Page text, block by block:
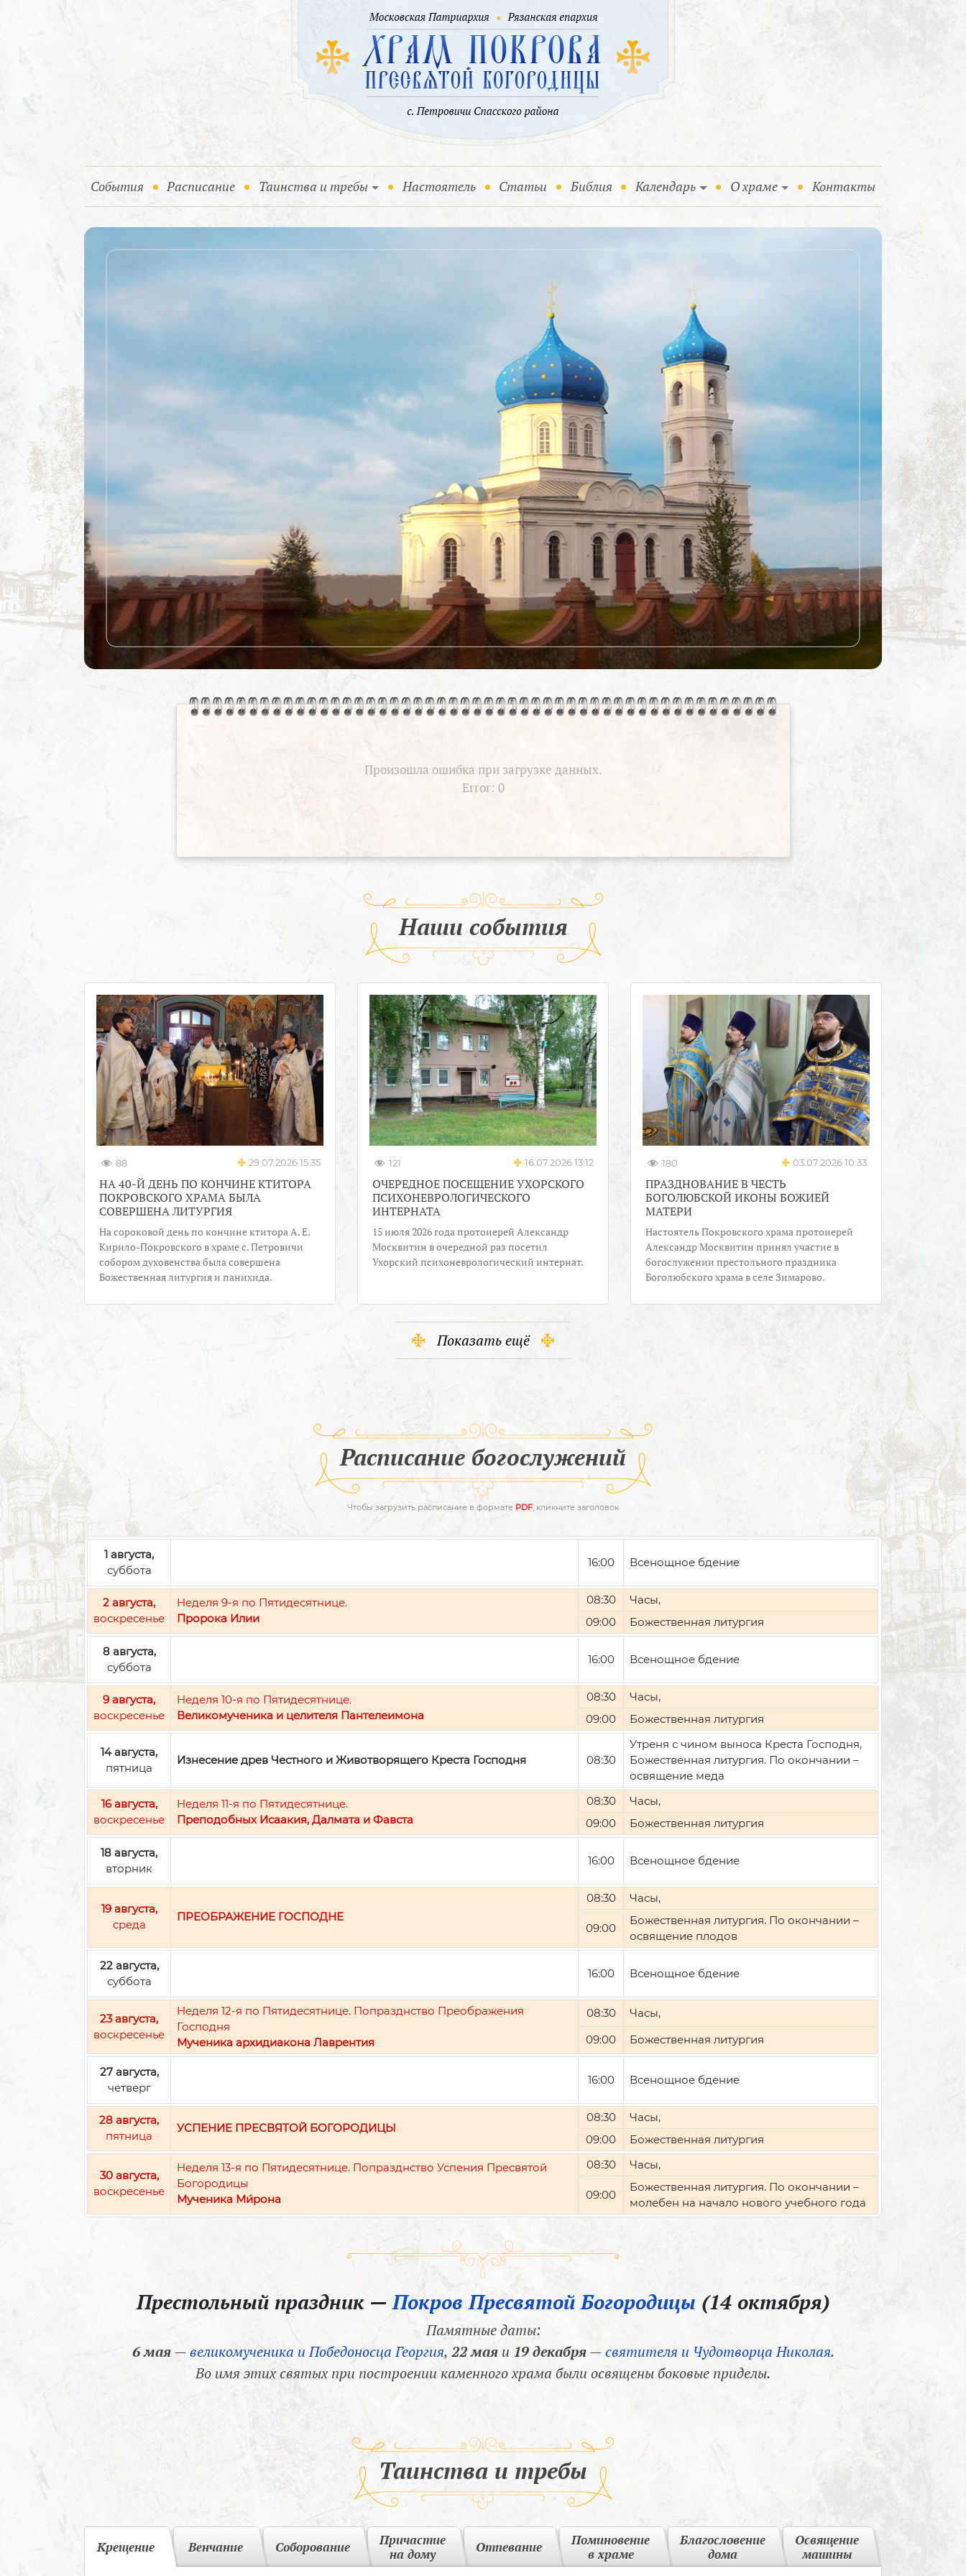
События (current)
Расписание Таинства и требы Настоятель Статьи Библия Календарь О храме Контакты
Произошла ошибка при загрузке данных.
Error: 0
Наши события
88 29.07.2026 15:35
НА 40-Й ДЕНЬ ПО КОНЧИНЕ КТИТОРА
ПОКРОВСКОГО ХРАМА БЫЛА
СОВЕРШЕНА ЛИТУРГИЯ
На сороковой день по кончине ктитора А. Е.
Кирило-Покровского в храме с. Петровичи
собором духовенства была совершена
Божественная литургия и панихида.
121 16.07.2026 13:12
ОЧЕРЕДНОЕ ПОСЕЩЕНИЕ УХОРСКОГО
ПСИХОНЕВРОЛОГИЧЕСКОГО
ИНТЕРНАТА
15 июля 2026 года протоиерей Александр
Москвитин в очередной раз посетил
Ухорский психоневрологический интернат.
180 03.07.2026 10:33
ПРАЗДНОВАНИЕ В ЧЕСТЬ
БОГОЛЮБСКОЙ ИКОНЫ БОЖИЕЙ
МАТЕРИ
Настоятель Покровского храма протоиерей
Александр Москвитин принял участие в
богослужении престольного праздника
Боголюбского храма в селе Зимарово.
Показать ещё
Расписание богослужений
Чтобы загрузить расписание в формате PDF, кликните заголовок
1 августа,
суббота
16:00 Всенощное бдение
2 августа,
воскресенье
Неделя 9-я по Пятидесятнице.
Пророка Илии
08:30
Часы,
09:00
Божественная литургия
8 августа,
суббота
16:00 Всенощное бдение
9 августа,
воскресенье
Неделя 10-я по Пятидесятнице.
Великомученика и целителя Пантелеимона
08:30
Часы,
09:00
Божественная литургия
14 августа,
пятница
Изнесение древ Честного и Животворящего Креста Господня 08:30
Утреня с чином выноса Креста Господня,
Божественная литургия. По окончании –
освящение меда
16 августа,
воскресенье
Неделя 11-я по Пятидесятнице.
Преподобных Исаакия, Далмата и Фавста
08:30
Часы,
09:00
Божественная литургия
18 августа,
вторник
16:00 Всенощное бдение
19 августа,
среда
ПРЕОБРАЖЕНИЕ ГОСПОДНЕ
08:30 Часы,
09:00
Божественная литургия. По окончании –
освящение плодов
22 августа,
суббота
16:00 Всенощное бдение
23 августа,
воскресенье
Неделя 12-я по Пятидесятнице. Попразднство Преображения
Господня
Мученика архидиакона Лаврентия
08:30
Часы,
09:00
Божественная литургия
27 августа,
четверг
16:00 Всенощное бдение
28 августа,
пятница
УСПЕНИЕ ПРЕСВЯТОЙ БОГОРОДИЦЫ
08:30
Часы,
09:00
Божественная литургия
30 августа,
воскресенье
Неделя 13-я по Пятидесятнице. Попразднство Успения Пресвятой
Богородицы
Мученика Ми́рона
08:30 Часы,
09:00
Божественная литургия. По окончании –
молебен на начало нового учебного года
Престольный праздник —Покров Пресвятой Богородицы (14 октября)
Памятные даты:
6 мая—великомученика и Победоносца Георгия, 22 маяи 19 декабря—святителя и Чудотворца Николая.
Во имя этих святых при построении каменного храма были освящены боковые приделы.
Таинства и требы
Крещение Венчание Соборование
Причастие
на дому
Отпевание
Поминовение
в храме
Благословение
дома
Освящение
машины